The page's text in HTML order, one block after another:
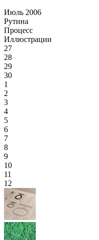
Июль 2006
Рутина
Процесс
Иллюстрации
27
28
29
30
1
2
3
4
5
6
7
8
9
10
11
12